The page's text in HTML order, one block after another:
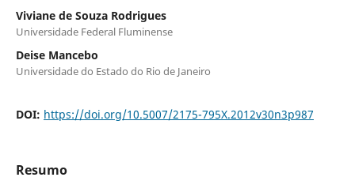
Viviane de Souza Rodrigues
Universidade Federal Fluminense
Deise Mancebo
Universidade do Estado do Rio de Janeiro
DOI: https://doi.org/10.5007/2175-795X.2012v30n3p987
Resumo